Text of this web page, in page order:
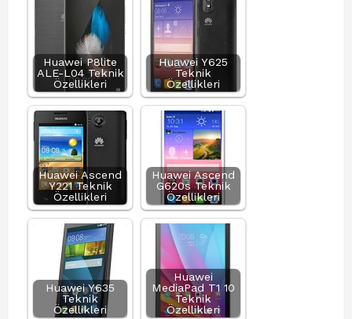
Huawei P8lite
ALE-L04 Teknik
Özellikleri
Huawei Y625
Teknik
Özellikleri
Huawei Ascend
Y221 Teknik
Özellikleri
Huawei Ascend
G620s Teknik
Özellikleri
Huawei Y635
Teknik
Özellikleri
Huawei
MediaPad T1 10
Teknik
Özellikleri